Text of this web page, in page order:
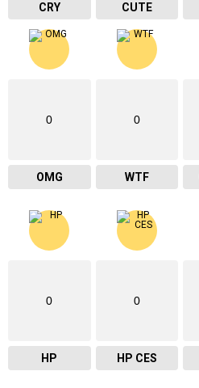
CRY CUTE
0
OMG
0
WTF
0
HP
0
HP CES